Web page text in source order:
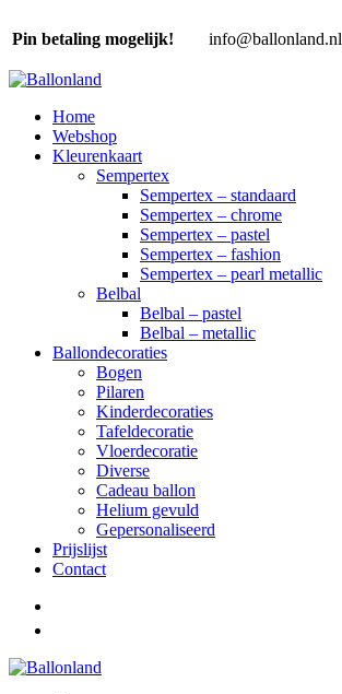
Pin betaling mogelijk! info@ballonland.nl
Home
Webshop
Kleurenkaart
Sempertex
Sempertex – standaard
Sempertex – chrome
Sempertex – pastel
Sempertex – fashion
Sempertex – pearl metallic
Belbal
Belbal – pastel
Belbal – metallic
Ballondecoraties
Bogen
Pilaren
Kinderdecoraties
Tafeldecoratie
Vloerdecoratie
Diverse
Cadeau ballon
Helium gevuld
Gepersonaliseerd
Prijslijst
Contact